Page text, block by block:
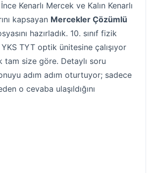
Kenarlı Mercek ve Kalın Kenarlı
kapsayan Mercekler Çözümlü
hazırladık. 10. sınıf fizik
TYT optik ünitesine çalışıyor
tam size göre. Detaylı soru
adım adım oturtuyor; sadece
o cevaba ulaşıldığını